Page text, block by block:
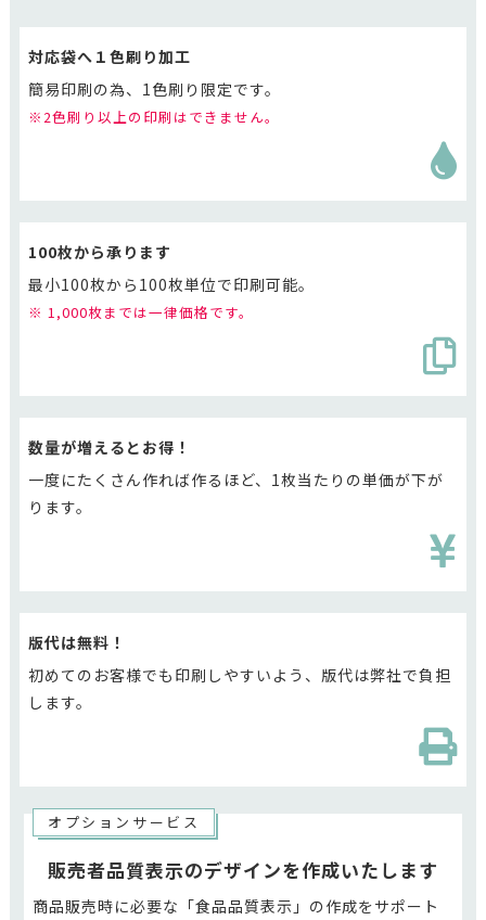
対応袋へ１色刷り加工
簡易印刷の為、1色刷り限定です。
※2色刷り以上の印刷はできません。
100枚から承ります
最小100枚から100枚単位で印刷可能。
※ 1,000枚までは一律価格です。
数量が増えるとお得！
一度にたくさん作れば作るほど、1枚当たりの単価が下が
ります。
版代は無料！
初めてのお客様でも印刷しやすいよう、版代は弊社で負担
します。
オプションサービス
販売者品質表示のデザインを作成いたします
商品販売時に必要な「食品品質表示」の作成をサポート